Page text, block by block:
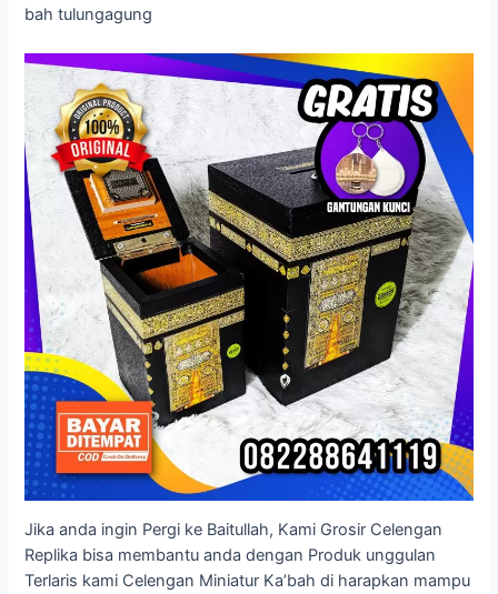
bah tulungagung
Jika anda ingin Pergi ke Baitullah, Kami Grosir Celengan
Replika bisa membantu anda dengan Produk unggulan
Terlaris kami Celengan Miniatur Ka’bah di harapkan mampu